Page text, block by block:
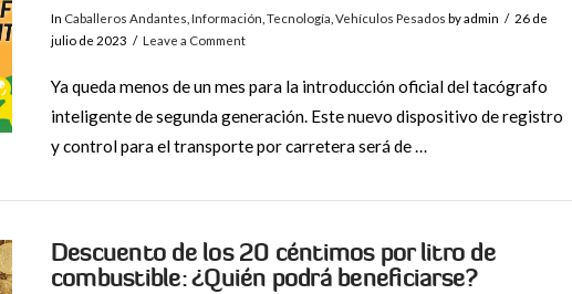
In Caballeros Andantes Información Tecnología Vehículos Pesados by admin
26 de
julio de 2023
Leave a Comment
Ya queda menos de un mes para la introducción oficial del tacógrafo
inteligente de segunda generación. Este nuevo dispositivo de registro
y control para el transporte por carretera será de …
Descuento de los 20 céntimos por litro de
combustible: ¿Quién podrá beneficiarse?